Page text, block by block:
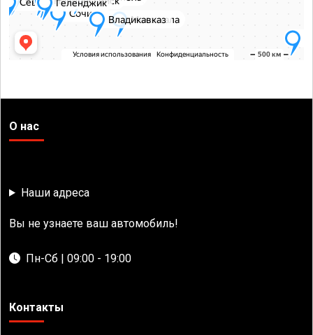
О нас
Наши адреса
Вы не узнаете ваш автомобиль!
Пн-Сб | 09:00 - 19:00
Контакты